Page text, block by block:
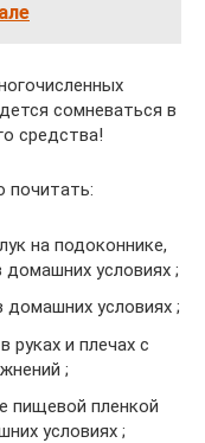
сомневаться в
средства!
почитать:
на подоконнике,
условиях ;
условиях ;
руках и плечах с
;
пищевой пленкой
условиях ;